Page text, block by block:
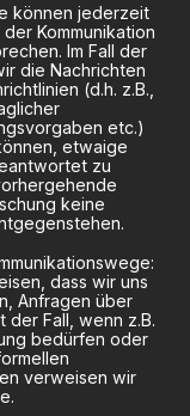
können jederzeit
Kommunikation
Im Fall der
die Nachrichten
(d.h. z.B.,
etc.)
etwaige
zu
keine
dass wir uns
Anfragen über
der Fall, wenn z.B.
bedürfen oder
verweisen wir